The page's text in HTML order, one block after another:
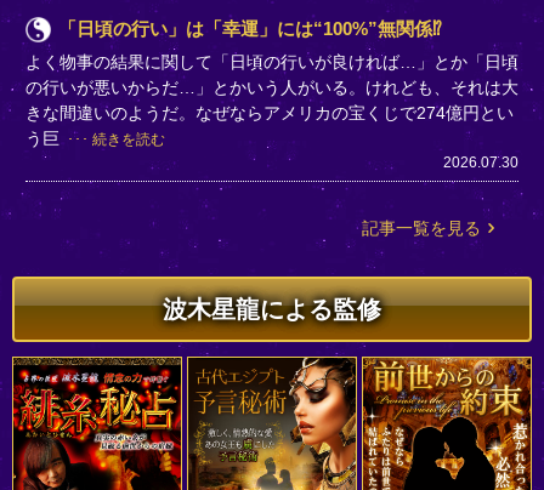
「日頃の行い」は「幸運」には“100%”無関係⁉
よく物事の結果に関して「日頃の行いが良ければ…」とか「日頃
の行いが悪いからだ…」とかいう人がいる。けれども、それは大
きな間違いのようだ。なぜならアメリカの宝くじで274億円とい
う巨
続きを読む
2026.07.30
記事一覧を見る
波木星龍による監修